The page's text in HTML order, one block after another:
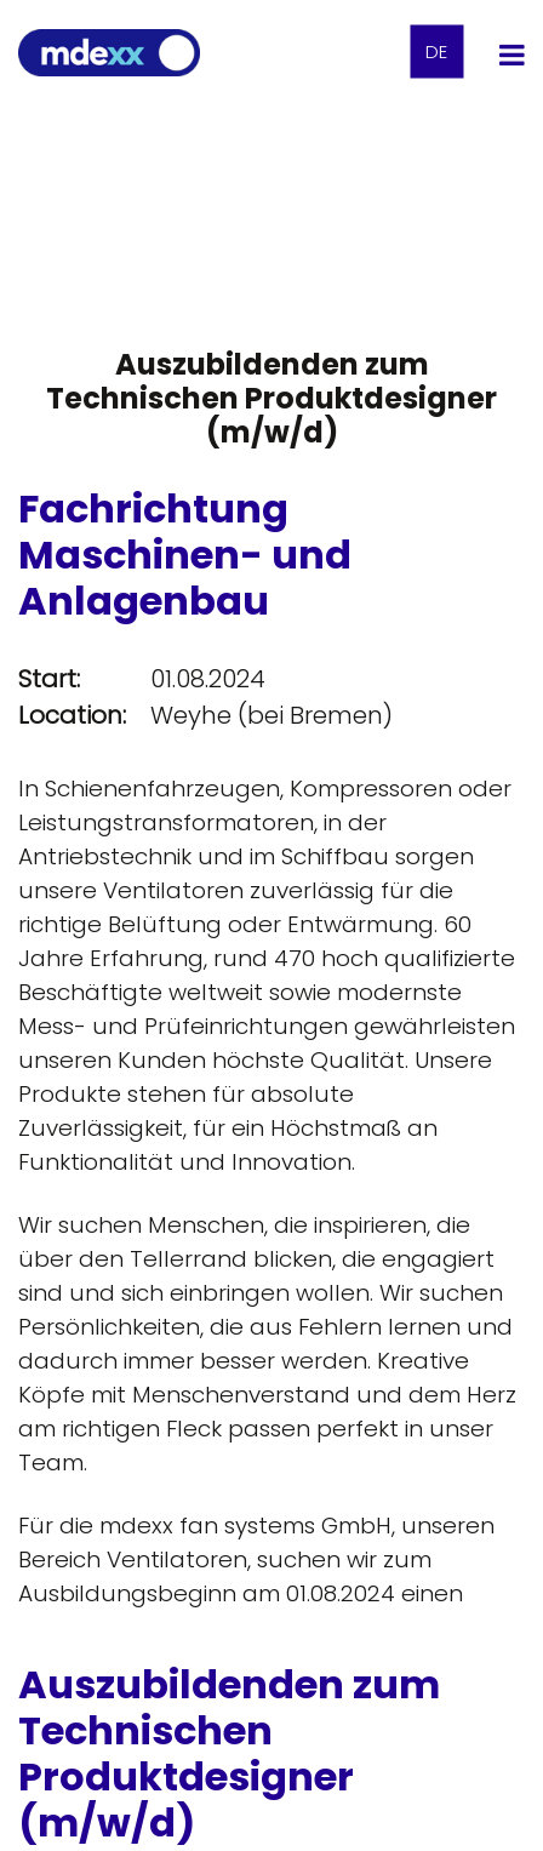
DE
Auszubildenden zum
Technischen Produktdesigner
(m/w/d)
Fachrichtung
Maschinen- und
Anlagenbau
Start:
01.08.2024
Location:
Weyhe (bei Bremen)
In Schienenfahrzeugen, Kompressoren oder
Leistungstransformatoren, in der
Antriebstechnik und im Schiffbau sorgen
unsere Ventilatoren zuverlässig für die
richtige Belüftung oder Entwärmung. 60
Jahre Erfahrung, rund 470 hoch qualifizierte
Beschäftigte weltweit sowie modernste
Mess- und Prüfeinrichtungen gewährleisten
unseren Kunden höchste Qualität. Unsere
Produkte stehen für absolute
Zuverlässigkeit, für ein Höchstmaß an
Funktionalität und Innovation.
Wir suchen Menschen, die inspirieren, die
über den Tellerrand blicken, die engagiert
sind und sich einbringen wollen. Wir suchen
Persönlichkeiten, die aus Fehlern lernen und
dadurch immer besser werden. Kreative
Köpfe mit Menschenverstand und dem Herz
am richtigen Fleck passen perfekt in unser
Team.
Für die mdexx fan systems GmbH, unseren
Bereich Ventilatoren, suchen wir zum
Ausbildungsbeginn am 01.08.2024 einen
Auszubildenden zum
Technischen
Produktdesigner
(m/w/d)